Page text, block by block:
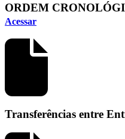
ORDEM
Acessar
Transferências entre